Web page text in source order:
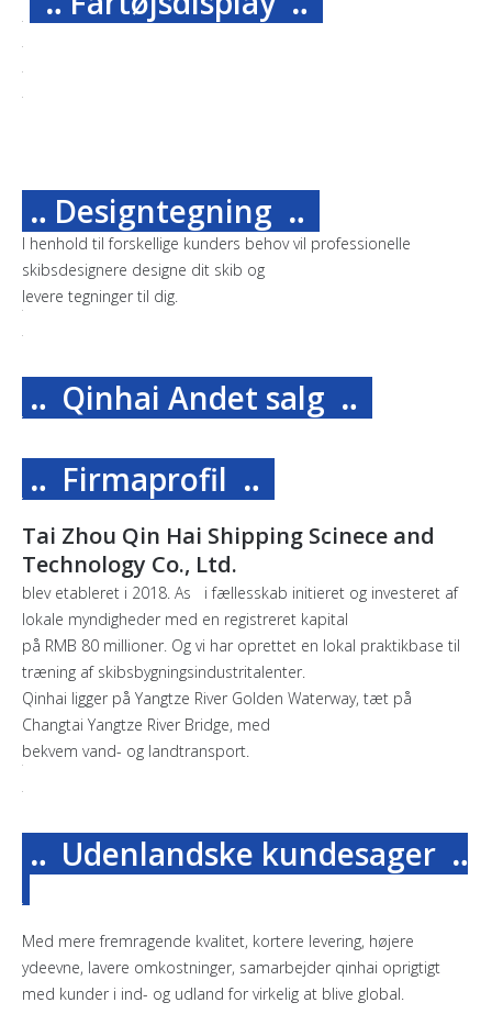
‥ Designtegning ‥
I henhold til forskellige kunders behov vil professionelle
skibsdesignere designe dit skib og
levere tegninger til dig.
‥ Qinhai Andet salg ‥
‥ Firmaprofil ‥
Tai Zhou Qin Hai Shipping Scinece and
Technology Co., Ltd.
blev etableret i 2018. As i fællesskab initieret og investeret af
lokale myndigheder med en registreret kapital
på RMB 80 millioner. Og vi har oprettet en lokal praktikbase til
træning af skibsbygningsindustritalenter.
Qinhai ligger på Yangtze River Golden Waterway, tæt på
Changtai Yangtze River Bridge, med
bekvem vand- og landtransport.
‥ Udenlandske kundesager ‥
Med mere fremragende kvalitet, kortere levering, højere
ydeevne, lavere omkostninger, samarbejder qinhai oprigtigt
med kunder i ind- og udland for virkelig at blive global.